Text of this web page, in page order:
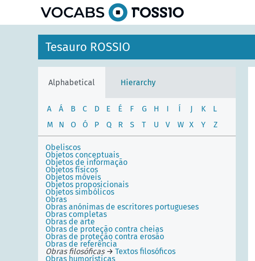
Tesauro ROSSIO
Alphabetical Hierarchy
A Á B C D E É F G H I Í J K
L
M
N O Ó P Q R S T U V W X Y Z
Obeliscos
Objetos conceptuais
Objetos de informação
Objetos físicos
Objetos móveis
Objetos proposicionais
Objetos simbólicos
Obras
Obras anónimas de escritores portugueses
Obras completas
Obras de arte
Obras de proteção contra cheias
Obras de proteção contra erosão
Obras de referência
Obras filosóficas→ Textos filosóficos
Obras humorísticas